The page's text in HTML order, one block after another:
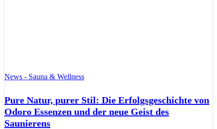
News - Sauna & Wellness
Pure Natur, purer Stil: Die Erfolgsgeschichte von
Odoro Essenzen und der neue Geist des
Saunierens